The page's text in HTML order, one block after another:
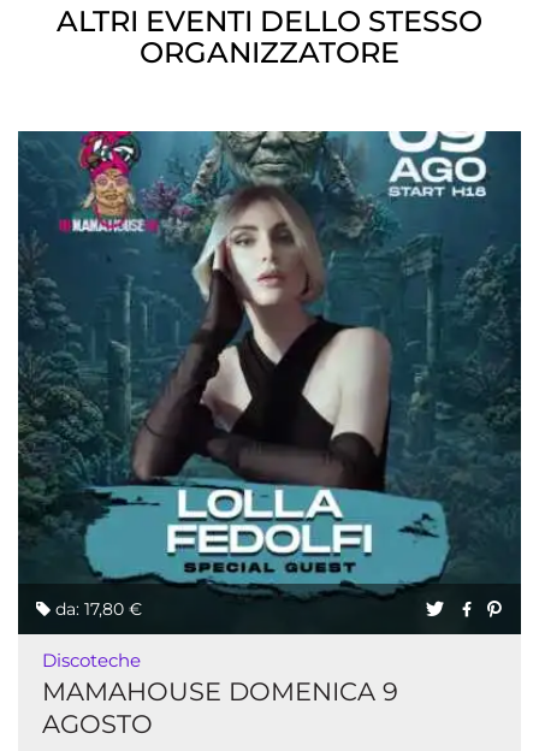
ALTRI EVENTI DELLO STESSO
ORGANIZZATORE
da: 17,80 €
Discoteche
MAMAHOUSE DOMENICA 9
AGOSTO